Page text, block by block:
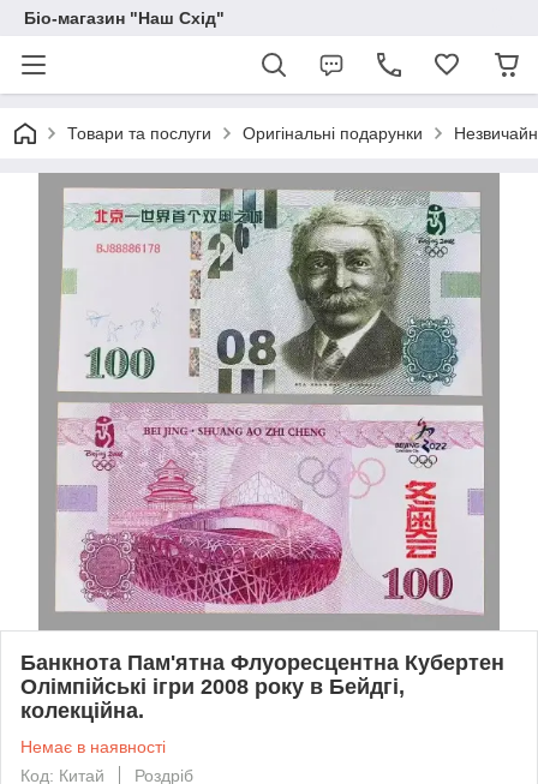
Біо-магазин "Наш Схід"
Товари та послуги Оригінальні подарунки
Банкнота Пам'ятна Флуоресцентна Кубертен
Олімпійські ігри 2008 року в Бейдгі,
колекційна.
Немає в наявності
Код: Китай
Роздріб